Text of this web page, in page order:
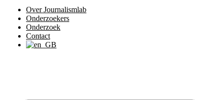
Over Journalismlab
Onderzoekers
Onderzoek
Contact